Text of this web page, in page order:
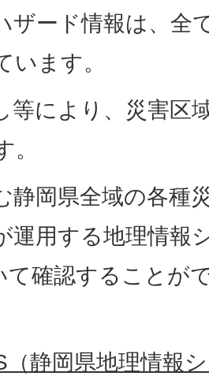
ザード情報は、全
います。
等により、災害区
。
静岡県全域の各種
運用する地理情報
て確認することが
（静岡県地理情報